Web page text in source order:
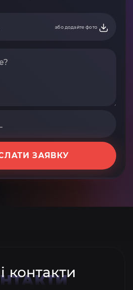
або додайте фото
ЗАЯВКУ
контакти